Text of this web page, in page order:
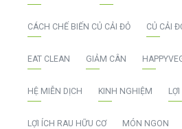
CÁCH CHẾ BIẾN CỦ CẢI ĐỎ CỦ CẢI
EAT CLEAN GIẢM CÂN
HỆ MIỄN DỊCH KINH NGHIỆM
LỢI ÍCH RAU HỮU CƠ MÓN NGON